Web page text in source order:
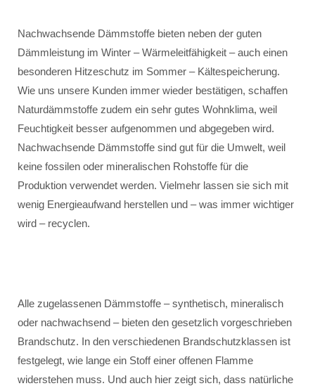
Nachwachsende Dämmstoffe bieten neben der guten
Dämmleistung im Winter – Wärmeleitfähigkeit – auch einen
besonderen Hitzeschutz im Sommer – Kältespeicherung.
Wie uns unsere Kunden immer wieder bestätigen, schaffen
Naturdämmstoffe zudem ein sehr gutes Wohnklima, weil
Feuchtigkeit besser aufgenommen und abgegeben wird.
Nachwachsende Dämmstoffe sind gut für die Umwelt, weil
keine fossilen oder mineralischen Rohstoffe für die
Produktion verwendet werden. Vielmehr lassen sie sich mit
wenig Energieaufwand herstellen und – was immer wichtiger
wird – recyclen.
Alle zugelassenen Dämmstoffe – synthetisch, mineralisch
oder nachwachsend – bieten den gesetzlich vorgeschrieben
Brandschutz. In den verschiedenen Brandschutzklassen ist
festgelegt, wie lange ein Stoff einer offenen Flamme
widerstehen muss. Und auch hier zeigt sich, dass natürliche